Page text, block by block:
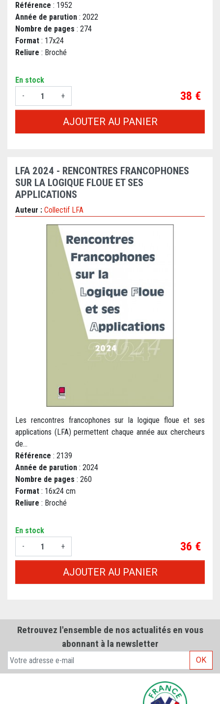
Référence : 1952
Année de parution : 2022
Nombre de pages : 274
Format : 17x24
Reliure : Broché
En stock
-
+ Prix
38 €
AJOUTER AU PANIER
LFA 2024 - RENCONTRES FRANCOPHONES
SUR LA LOGIQUE FLOUE ET SES
APPLICATIONS
Auteur : Collectif LFA
Les rencontres francophones sur la logique floue et ses
applications (LFA) permettent chaque année aux chercheurs
de...
Référence : 2139
Année de parution : 2024
Nombre de pages : 260
Format : 16x24 cm
Reliure : Broché
En stock
-
+ Prix
36 €
AJOUTER AU PANIER
Retrouvez l'ensemble de nos actualités en vous
abonnant à la newsletter
OK